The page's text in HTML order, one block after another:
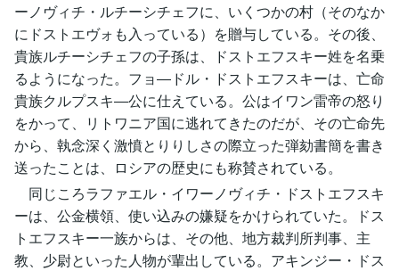
ーノヴィチ・ルチーシチェフに、いくつかの村（そのなか
にドストエヴォも入っている）を贈与している。その後、
貴族ルチーシチェフの子孫は、ドストエフスキー姓を名乗
るようになった。フョ―ドル・ドストエフスキーは、亡命
貴族クルプスキ―公に仕えている。公はイワン雷帝の怒り
をかって、リトワニア国に逃れてきたのだが、その亡命先
から、執念深く激憤とりりしさの際立った弾劾書簡を書き
送ったことは、ロシアの歴史にも称賛されている。
同じころラファエル・イワーノヴィチ・ドストエフスキ
ーは、公金横領、使い込みの嫌疑をかけられていた。ドス
トエフスキー一族からは、その他、地方裁判所判事、主
教、少尉といった人物が輩出している。アキンジー・ドス